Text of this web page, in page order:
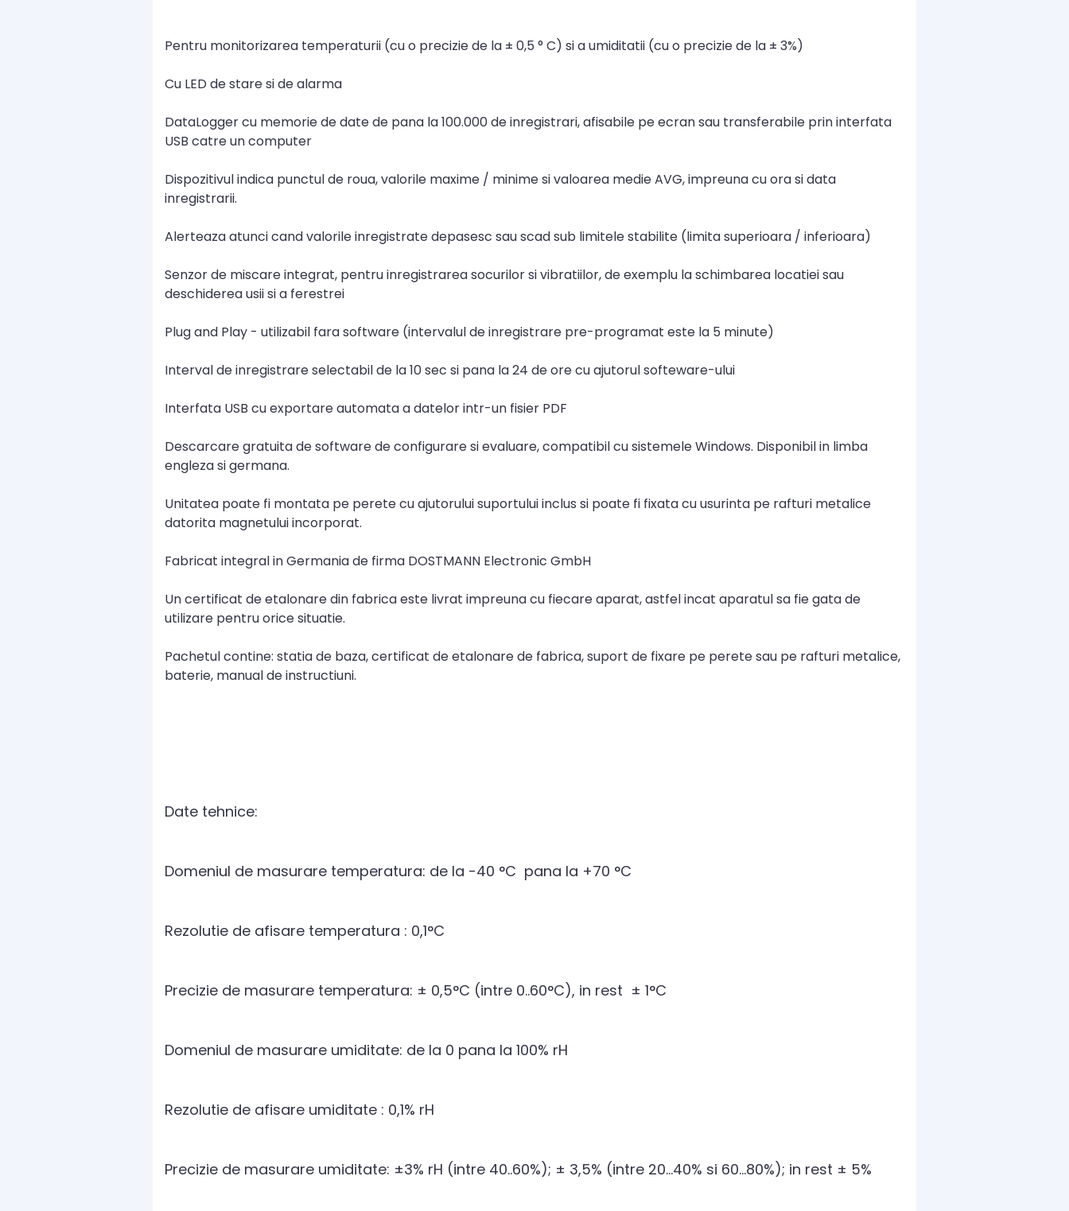
Pentru monitorizarea temperaturii (cu o precizie de la ± 0,5 ° C) si a umiditatii (cu o precizie de la ± 3%)
Cu LED de stare si de alarma
DataLogger cu memorie de date de pana la 100.000 de inregistrari, afisabile pe ecran sau transferabile prin interfata
USB catre un computer
Dispozitivul indica punctul de roua, valorile maxime / minime si valoarea medie AVG, impreuna cu ora si data
inregistrarii.
Alerteaza atunci cand valorile inregistrate depasesc sau scad sub limitele stabilite (limita superioara / inferioara)
Senzor de miscare integrat, pentru inregistrarea socurilor si vibratiilor, de exemplu la schimbarea locatiei sau
deschiderea usii si a ferestrei
Plug and Play - utilizabil fara software (intervalul de inregistrare pre-programat este la 5 minute)
Interval de inregistrare selectabil de la 10 sec si pana la 24 de ore cu ajutorul softeware-ului
Interfata USB cu exportare automata a datelor intr-un fisier PDF
Descarcare gratuita de software de configurare si evaluare, compatibil cu sistemele Windows. Disponibil in limba
engleza si germana.
Unitatea poate fi montata pe perete cu ajutorului suportului inclus si poate fi fixata cu usurinta pe rafturi metalice
datorita magnetului incorporat.
Fabricat integral in Germania de firma DOSTMANN Electronic GmbH
Un certificat de etalonare din fabrica este livrat impreuna cu fiecare aparat, astfel incat aparatul sa fie gata de
utilizare pentru orice situatie.
Pachetul contine: statia de baza, certificat de etalonare de fabrica, suport de fixare pe perete sau pe rafturi metalice,
baterie, manual de instructiuni.
Date tehnice:
Domeniul de masurare temperatura: de la -40 °C pana la +70 °C
Rezolutie de afisare temperatura : 0,1°C
Precizie de masurare temperatura: ± 0,5°C (intre 0..60°C), in rest ± 1°C
Domeniul de masurare umiditate: de la 0 pana la 100% rH
Rezolutie de afisare umiditate : 0,1% rH
Precizie de masurare umiditate: ±3% rH (intre 40..60%); ± 3,5% (intre 20...40% si 60...80%); in rest ± 5%